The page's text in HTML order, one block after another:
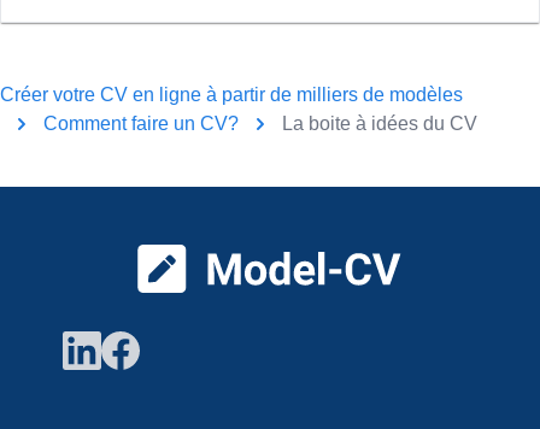
Créer votre CV en ligne à partir de milliers de modèles
Comment faire un CV?
La boite à idées du CV